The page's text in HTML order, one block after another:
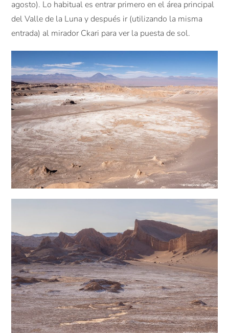
agosto). Lo habitual es entrar primero en el área principal
del Valle de la Luna y después ir (utilizando la misma
entrada) al mirador Ckari para ver la puesta de sol.